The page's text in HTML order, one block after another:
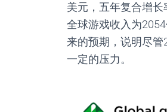
美元，五年复合增长
全球游戏收入为2054
来的预期，说明尽管
一定的压力。